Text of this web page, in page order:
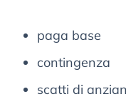
paga base
contingenza
scatti di